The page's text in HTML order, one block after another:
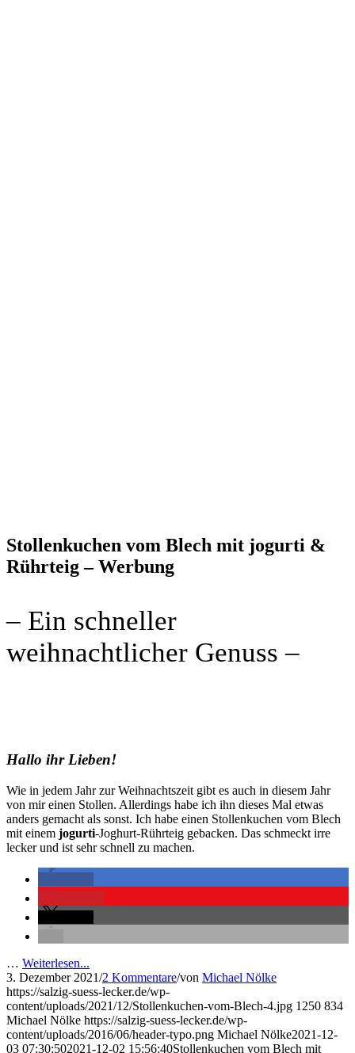
Stollenkuchen vom Blech mit jogurti &
Rührteig – Werbung
– Ein schneller
weihnachtlicher Genuss –
Hallo ihr Lieben!
Wie in jedem Jahr zur Weihnachtszeit gibt es auch in diesem Jahr
von mir einen Stollen. Allerdings habe ich ihn dieses Mal etwas
anders gemacht als sonst. Ich habe einen Stollenkuchen vom Blech
mit einem jogurti-Joghurt-Rührteig gebacken. Das schmeckt irre
lecker und ist sehr schnell zu machen.
… Weiterlesen...
3. Dezember 2021/2 Kommentare/von Michael Nölke
https://salzig-suess-lecker.de/wp-
content/uploads/2021/12/Stollenkuchen-vom-Blech-4.jpg 1250 834
Michael Nölke https://salzig-suess-lecker.de/wp-
content/uploads/2016/06/header-typo.png Michael Nölke2021-12-
03 07:30:502021-12-02 15:56:40Stollenkuchen vom Blech mit